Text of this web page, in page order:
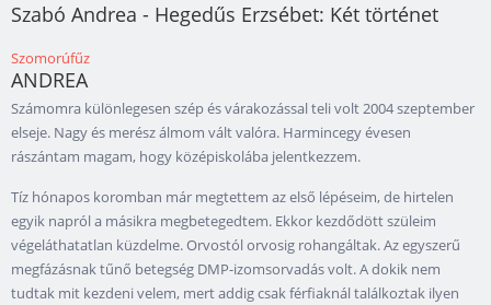
Szabó Andrea - Hegedűs Erzsébet: Két történet
Szomorúfűz
ANDREA
Számomra különlegesen szép és várakozással teli volt 2004 szeptember
elseje. Nagy és merész álmom vált valóra. Harmincegy évesen
rászántam magam, hogy középiskolába jelentkezzem.
Tíz hónapos koromban már megtettem az első lépéseim, de hirtelen
egyik napról a másikra megbetegedtem. Ekkor kezdődött szüleim
végeláthatatlan küzdelme. Orvostól orvosig rohangáltak. Az egyszerű
megfázásnak tűnő betegség DMP-izomsorvadás volt. A dokik nem
tudtak mit kezdeni velem, mert addig csak férfiaknál találkoztak ilyen